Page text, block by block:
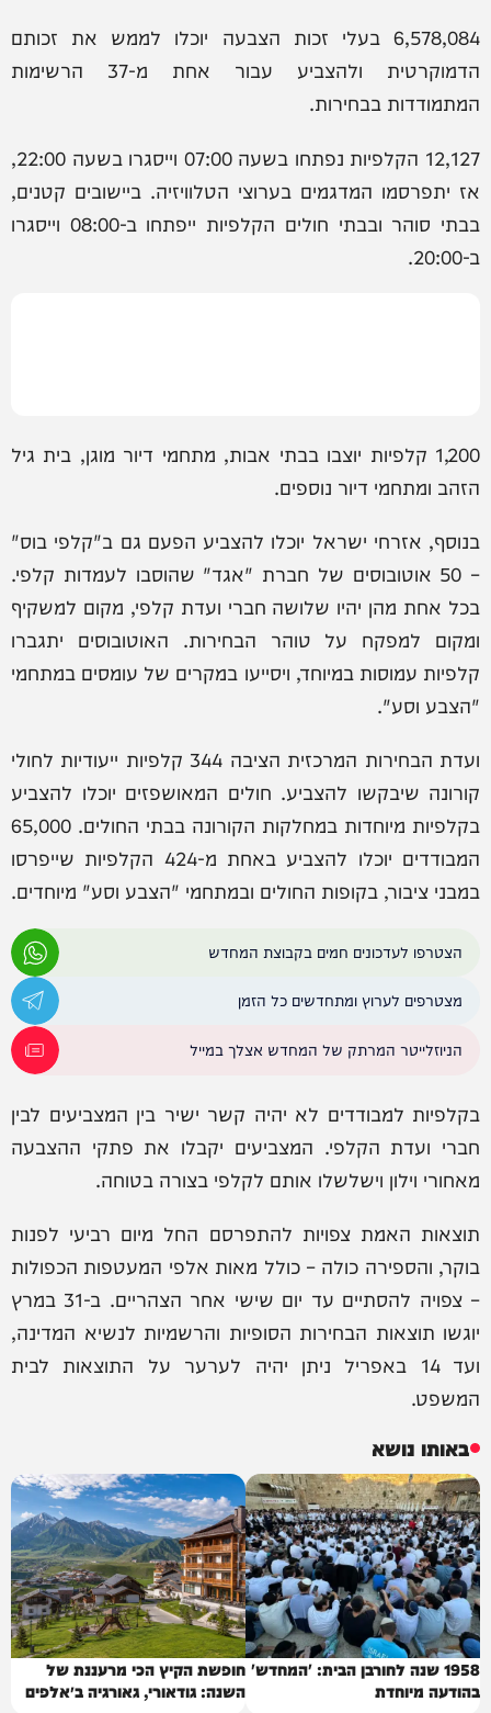
6,578,084 בעלי זכות הצבעה יוכלו לממש את זכותם
הדמוקרטית ולהצביע עבור אחת מ-37 הרשימות
המתמודדות בבחירות.
12,127 הקלפיות נפתחו בשעה 07:00 וייסגרו בשעה 22:00,
אז יתפרסמו המדגמים בערוצי הטלוויזיה. ביישובים קטנים,
בבתי סוהר ובבתי חולים הקלפיות ייפתחו ב-08:00 וייסגרו
ב-20:00.
1,200 קלפיות יוצבו בבתי אבות, מתחמי דיור מוגן, בית גיל
הזהב ומתחמי דיור נוספים.
בנוסף, אזרחי ישראל יוכלו להצביע הפעם גם ב"קלפי בוס"
– 50 אוטובוסים של חברת "אגד" שהוסבו לעמדות קלפי.
בכל אחת מהן יהיו שלושה חברי ועדת קלפי, מקום למשקיף
ומקום למפקח על טוהר הבחירות. האוטובוסים יתגברו
קלפיות עמוסות במיוחד, ויסייעו במקרים של עומסים במתחמי
"הצבע וסע".
ועדת הבחירות המרכזית הציבה 344 קלפיות ייעודיות לחולי
קורונה שיבקשו להצביע. חולים המאושפזים יוכלו להצביע
בקלפיות מיוחדות במחלקות הקורונה בבתי החולים. 65,000
המבודדים יוכלו להצביע באחת מ-424 הקלפיות שייפרסו
במבני ציבור, בקופות החולים ובמתחמי "הצבע וסע" מיוחדים.
הצטרפו לעדכונים חמים בקבוצת המחדש
מצטרפים לערוץ ומתחדשים כל הזמן
הניוזלייטר המרתק של המחדש אצלך במייל
בקלפיות למבודדים לא יהיה קשר ישיר בין המצביעים לבין
חברי ועדת הקלפי. המצביעים יקבלו את פתקי ההצבעה
מאחורי וילון וישלשלו אותם לקלפי בצורה בטוחה.
תוצאות האמת צפויות להתפרסם החל מיום רביעי לפנות
בוקר, והספירה כולה – כולל מאות אלפי המעטפות הכפולות
– צפויה להסתיים עד יום שישי אחר הצהריים. ב-31 במרץ
יוגשו תוצאות הבחירות הסופיות והרשמיות לנשיא המדינה,
ועד 14 באפריל ניתן יהיה לערער על התוצאות לבית
המשפט.
באותו נושא
1958 שנה לחורבן הבית: 'המחדש'
בהודעה מיוחדת
חופשת הקיץ הכי מרעננת של
השנה: גודאורי, גאורגיה ב״אלפים